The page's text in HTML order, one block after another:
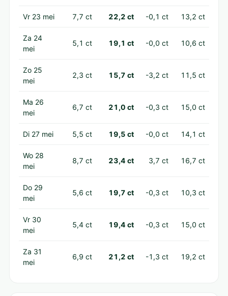
Vr 23 mei 7,7 ct 22,2 ct -0,1 ct 13,2 ct
Za 24
mei
5,1 ct 19,1 ct -0,0 ct 10,6 ct
Zo 25
mei
2,3 ct 15,7 ct -3,2 ct 11,5 ct
Ma 26
mei
6,7 ct 21,0 ct -0,3 ct 15,0 ct
Di 27 mei 5,5 ct 19,5 ct -0,0 ct 14,1 ct
Wo 28
mei
8,7 ct 23,4 ct 3,7 ct 16,7 ct
Do 29
mei
5,6 ct 19,7 ct -0,3 ct 10,3 ct
Vr 30
mei
5,4 ct 19,4 ct -0,3 ct 15,0 ct
Za 31
mei
6,9 ct 21,2 ct -1,3 ct 19,2 ct